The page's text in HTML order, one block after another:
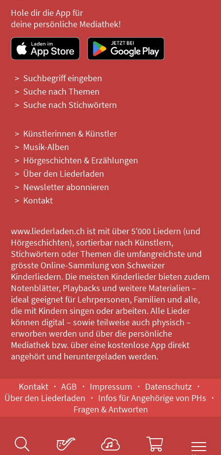
Hole dir die App für
deine persönliche Mediathek!
Suchbegriff eingeben
Suche nach Themen
Suche nach Stichwörtern
Künstlerinnen & Künstler
Musik-Alben
Hörgeschichten & Erzählungen
Über den Liederladen
Newsletter abonnieren
Kontakt
www.liederladen.ch ist mit über 5'000 Liedern (und
Hörgeschichten), sortierbar nach Künstlern,
Stichwörtern oder Themen die umfangreichste und
grösste Online-Sammlung von Schweizer
Kinderliedern. Die meisten Kinderlieder bieten zudem
Notenblätter, Playbacks und weitere Materialien –
ideal geeignet für Lehrpersonen, Familien und alle,
die mit Kindern singen oder arbeiten. Alle Lieder
können digital – sowie teilweise auch physisch –
erworben werden und über die persönliche
Mediathek bzw. über eine kostenlose App direkt
angehört und heruntergeladen werden.
Kontakt AGB Impressum
Datenschutz
Über den Liederladen
Infos für Angehörige von PHs
Fragen & Antworten